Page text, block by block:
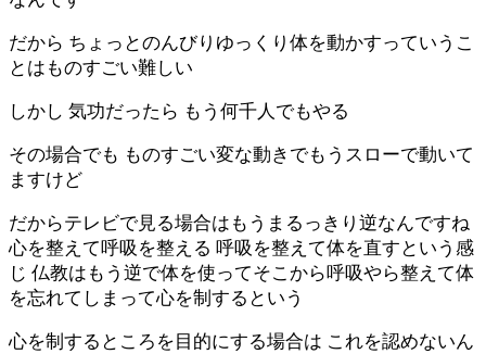
だから ちょっとのんびりゆっくり体を動かすっていうこ
とはものすごい難しい
しかし 気功だったら もう何千人でもやる
その場合でも ものすごい変な動きでもうスローで動いて
ますけど
だからテレビで見る場合はもうまるっきり逆なんですね
心を整えて呼吸を整える 呼吸を整えて体を直すという感
じ 仏教はもう逆で体を使ってそこから呼吸やら整えて体
を忘れてしまって心を制するという
心を制するところを目的にする場合は これを認めないん